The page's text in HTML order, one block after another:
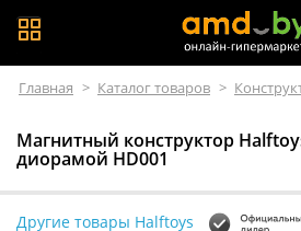
Главная > Каталог товаров >
Магнитный конструктор
диорамой HD001
Другие товары Halftoys